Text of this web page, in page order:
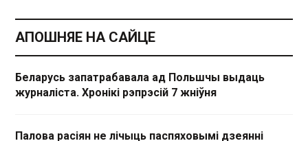
АПОШНЯЕ НА САЙЦЕ
Беларусь запатрабавала ад Польшчы выдаць
журналіста. Хронікі рэпрэсій 7 жніўня
Палова расіян не лічыць паспяховымі дзеянні